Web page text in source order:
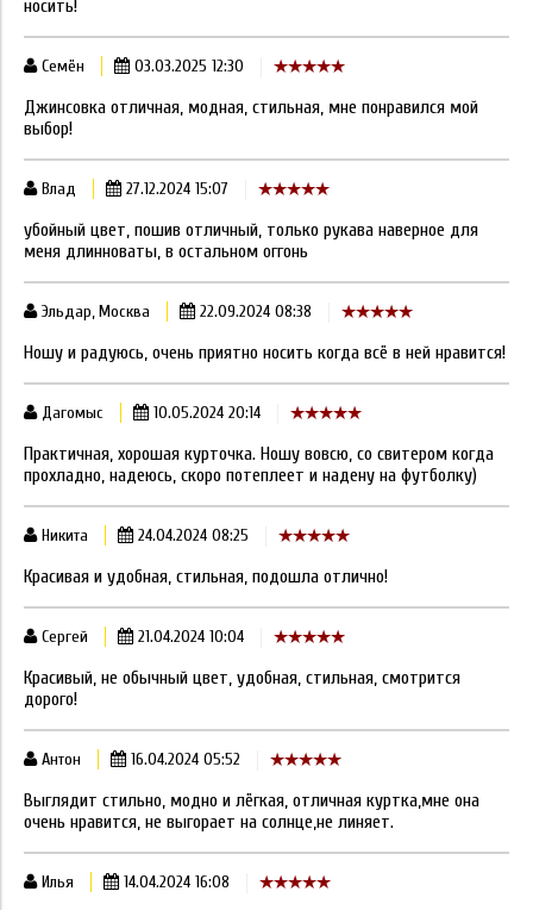
носить!
Семён 03.03.2025 12:30
Джинсовка отличная, модная, стильная, мне понравился мой
выбор!
Влад 27.12.2024 15:07
убойный цвет, пошив отличный, только рукава наверное для
меня длинноваты, в остальном оггонь
Эльдар, Москва 22.09.2024 08:38
Ношу и радуюсь, очень приятно носить когда всё в ней нравится!
Дагомыс 10.05.2024 20:14
Практичная, хорошая курточка. Ношу вовсю, со свитером когда
прохладно, надеюсь, скоро потеплеет и надену на футболку)
Никита 24.04.2024 08:25
Красивая и удобная, стильная, подошла отлично!
Сергей 21.04.2024 10:04
Красивый, не обычный цвет, удобная, стильная, смотрится
дорого!
Антон 16.04.2024 05:52
Выглядит стильно, модно и лёгкая, отличная куртка,мне она
очень нравится, не выгорает на солнце,не линяет.
Илья 14.04.2024 16:08